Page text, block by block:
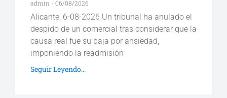
admin 06/08/2026
Alicante, 6-08-2026 Un tribunal ha anulado el
despido de un comercial tras considerar que la
causa real fue su baja por ansiedad,
imponiendo la readmisión
Seguir Leyendo...